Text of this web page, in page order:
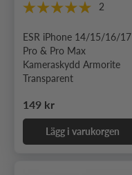
2
ESR iPhone 14/15/16/17
Pro & Pro Max
Kameraskydd Armorite
Transparent
Ordinarie pris
149 kr
Lägg i varukorgen